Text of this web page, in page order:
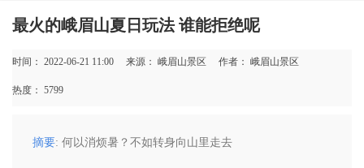
最火的峨眉山夏日玩法 谁能拒绝呢
时间： 2022-06-21 11:00 来源： 峨眉山景区 作者： 峨眉山景区
热度： 5799
摘要: 何以消烦暑？不如转身向山里走去